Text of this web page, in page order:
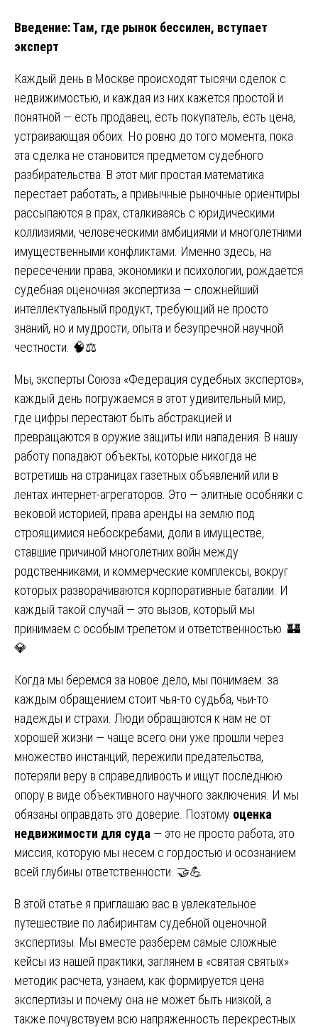
Введение: Там, где рынок бессилен, вступает
эксперт
Каждый день в Москве происходят тысячи сделок с
недвижимостью, и каждая из них кажется простой и
понятной — есть продавец, есть покупатель, есть цена,
устраивающая обоих. Но ровно до того момента, пока
эта сделка не становится предметом судебного
разбирательства. В этот миг простая математика
перестает работать, а привычные рыночные ориентиры
рассыпаются в прах, сталкиваясь с юридическими
коллизиями, человеческими амбициями и многолетними
имущественными конфликтами. Именно здесь, на
пересечении права, экономики и психологии, рождается
судебная оценочная экспертиза — сложнейший
интеллектуальный продукт, требующий не просто
знаний, но и мудрости, опыта и безупречной научной
честности. 🧠⚖️
Мы, эксперты Союза «Федерация судебных экспертов»,
каждый день погружаемся в этот удивительный мир,
где цифры перестают быть абстракцией и
превращаются в оружие защиты или нападения. В нашу
работу попадают объекты, которые никогда не
встретишь на страницах газетных объявлений или в
лентах интернет-агрегаторов. Это — элитные особняки с
вековой историей, права аренды на землю под
строящимися небоскребами, доли в имуществе,
ставшие причиной многолетних войн между
родственниками, и коммерческие комплексы, вокруг
которых разворачиваются корпоративные баталии. И
каждый такой случай — это вызов, который мы
принимаем с особым трепетом и ответственностью. 🏰
💎
Когда мы беремся за новое дело, мы понимаем: за
каждым обращением стоит чья-то судьба, чьи-то
надежды и страхи. Люди обращаются к нам не от
хорошей жизни — чаще всего они уже прошли через
множество инстанций, пережили предательства,
потеряли веру в справедливость и ищут последнюю
опору в виде объективного научного заключения. И мы
обязаны оправдать это доверие. Поэтому оценка
недвижимости для суда — это не просто работа, это
миссия, которую мы несем с гордостью и осознанием
всей глубины ответственности. 🤝💪
В этой статье я приглашаю вас в увлекательное
путешествие по лабиринтам судебной оценочной
экспертизы. Мы вместе разберем самые сложные
кейсы из нашей практики, заглянем в «святая святых»
методик расчета, узнаем, как формируется цена
экспертизы и почему она не может быть низкой, а
также почувствуем всю напряженность перекрестных